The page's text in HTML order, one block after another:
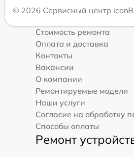
© 2026 Сервисный центр
Стоимость ремонта
Оплата и доставка
Контакты
Вакансии
О компании
Ремонтируемые модели
Наши услуги
Согласие на обработку
Способы оплаты
Ремонт